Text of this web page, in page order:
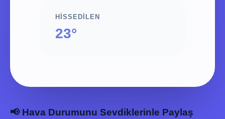
HISSEDILEN
23°
📢 Hava Durumunu Sevdiklerinle Paylaş